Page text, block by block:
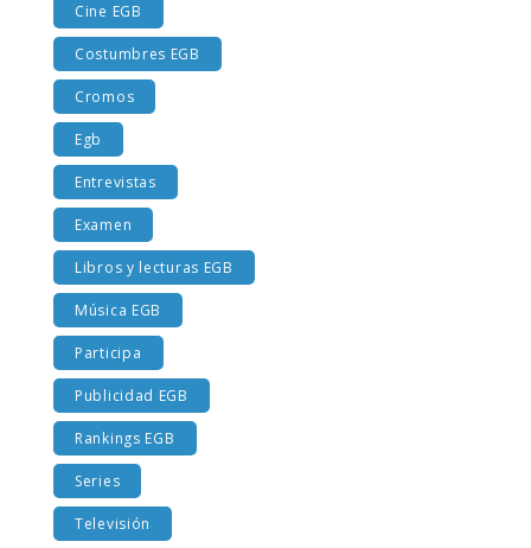
Cine EGB
Costumbres EGB
Cromos
Egb
Entrevistas
Examen
Libros y lecturas EGB
Música EGB
Participa
Publicidad EGB
Rankings EGB
Series
Televisión